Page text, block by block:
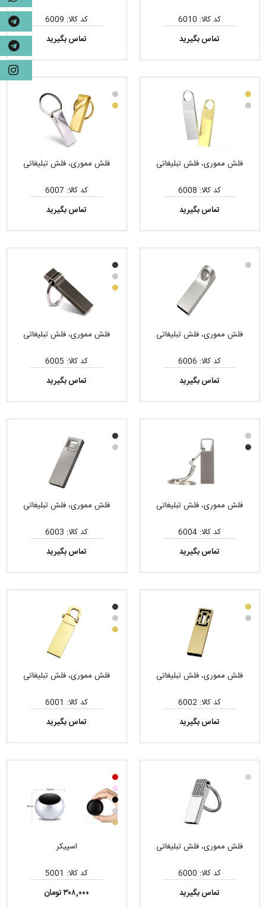
کد کالا: 6010
تماس بگیرید
کد کالا: 6009
تماس بگیرید
فلش مموری، فلش تبلیغاتی
کد کالا: 6008
تماس بگیرید
فلش مموری، فلش تبلیغاتی
کد کالا: 6007
تماس بگیرید
فلش مموری، فلش تبلیغاتی
کد کالا: 6006
تماس بگیرید
فلش مموری، فلش تبلیغاتی
کد کالا: 6005
تماس بگیرید
فلش مموری، فلش تبلیغاتی
کد کالا: 6004
تماس بگیرید
فلش مموری، فلش تبلیغاتی
کد کالا: 6003
تماس بگیرید
فلش مموری، فلش تبلیغاتی
کد کالا: 6002
تماس بگیرید
فلش مموری، فلش تبلیغاتی
کد کالا: 6001
تماس بگیرید
فلش مموری، فلش تبلیغاتی
کد کالا: 6000
تماس بگیرید
اسپیکر
کد کالا: 5001
۳۰۸,۰۰۰ تومان